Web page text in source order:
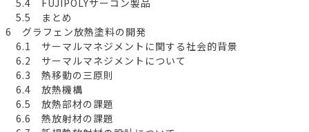
5.4 FUJIPOLYサーコン製品
5.5 まとめ
6 グラフェン放熱塗料の開発
6.1 サーマルマネジメントに関する社会的背景
6.2 サーマルマネジメントについて
6.3 熱移動の三原則
6.4 放熱機構
6.5 放熱部材の課題
6.6 熱放射材の課題